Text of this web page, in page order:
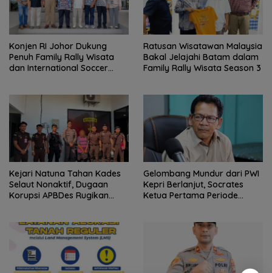
Konjen RI Johor Dukung
Penuh Family Rally Wisata
dan International Soccer
Ratusan Wisatawan Malaysia
Bakal Jelajahi Batam dalam
Family Rally Wisata Season 3
Kejari Natuna Tahan Kades
Selaut Nonaktif, Dugaan
Korupsi APBDes Rugikan
Gelombang Mundur dari PWI
Kepri Berlanjut, Socrates
Ketua Pertama Periode